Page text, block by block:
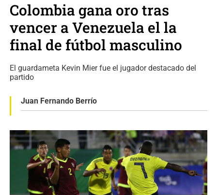
Colombia gana oro tras
vencer a Venezuela el la
final de fútbol masculino
El guardameta Kevin Mier fue el jugador destacado del
partido
Juan Fernando Berrío